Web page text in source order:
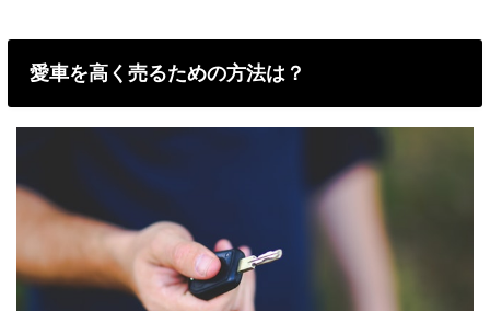
愛車を高く売るための方法は？